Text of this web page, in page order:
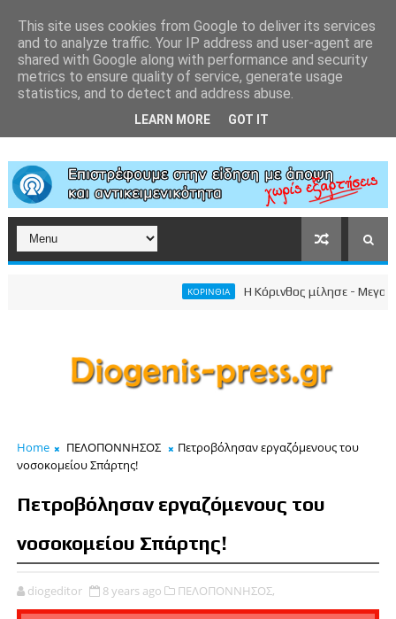
ΚΟΡΙΝΘΙΑ Η Κόρινθος μίλησε -
Home ΠΕΛΟΠΟΝΝΗΣΟΣ
Πετροβόλησαν εργαζόμενους του
νοσοκομείου Σπάρτης!
Πετροβόλησαν εργαζόμενους του
νοσοκομείου Σπάρτης!
diogeditor 8 years ago ΠΕΛΟΠΟΝΝΗΣΟΣ,
This site uses cookies from Google to deliver its services
and to analyze traffic. Your IP address and user-agent are
shared with Google along with performance and security
metrics to ensure quality of service, generate usage
statistics, and to detect and address abuse.
LEARN MORE GOT IT